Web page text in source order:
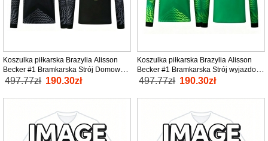
Koszulka piłkarska Brazylia Alisson
Becker #1 Bramkarska Strój Domowy
MŚ 2026 tanio Długi Rękaw
497.77zł 190.30zł
Koszulka piłkarska Brazylia Alisson
Becker #1 Bramkarska Strój wyjazdowy
MŚ 2026 tanio Długi Rękaw
497.77zł 190.30zł